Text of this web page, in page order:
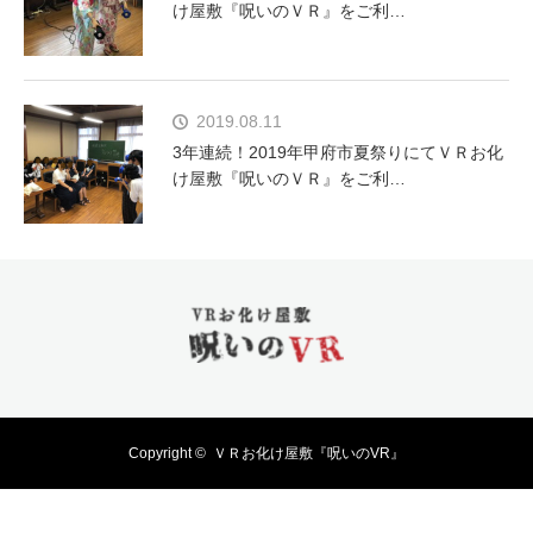
け屋敷『呪いのＶＲ』をご利…
2019.08.11
3年連続！2019年甲府市夏祭りにてＶＲお化
け屋敷『呪いのＶＲ』をご利…
Copyright © ＶＲお化け屋敷『呪いのVR』